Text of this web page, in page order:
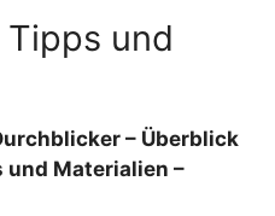
und
– Überblick
und Materialien –